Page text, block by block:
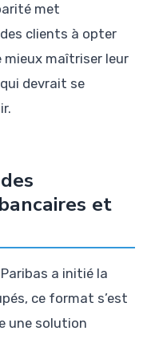
met
clients à opter
mieux maîtriser leur
devrait se
et
a initié la
ce format s’est
une solution